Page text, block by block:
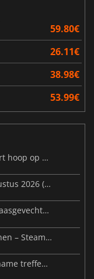
59.80€
26.11€
38.98€
53.99€
Steam Frame-prijs lekt uit en verplettert hoop op betaalbare VR
Niuwe Videogames van de week – augustus 2026 (week 32)
Palworld-update maakt Sunreach en baasgevechten stabieler
Microsoft könnte Project Helix neu planen – Steam-Support wackelt
Malware-kaarten en een Discord-overname treffen Meccha Chameleon